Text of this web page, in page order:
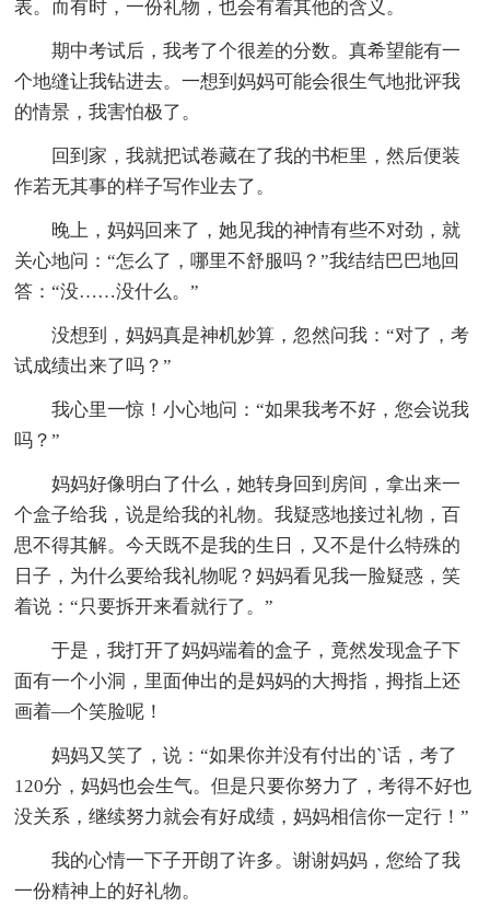
表。而有时，一份礼物，也会有着其他的含义。
期中考试后，我考了个很差的分数。真希望能有一
个地缝让我钻进去。一想到妈妈可能会很生气地批评我
的情景，我害怕极了。
回到家，我就把试卷藏在了我的书柜里，然后便装
作若无其事的样子写作业去了。
晚上，妈妈回来了，她见我的神情有些不对劲，就
关心地问：“怎么了，哪里不舒服吗？”我结结巴巴地回
答：“没……没什么。”
没想到，妈妈真是神机妙算，忽然问我：“对了，考
试成绩出来了吗？”
我心里一惊！小心地问：“如果我考不好，您会说我
吗？”
妈妈好像明白了什么，她转身回到房间，拿出来一
个盒子给我，说是给我的礼物。我疑惑地接过礼物，百
思不得其解。今天既不是我的生日，又不是什么特殊的
日子，为什么要给我礼物呢？妈妈看见我一脸疑惑，笑
着说：“只要拆开来看就行了。”
于是，我打开了妈妈端着的盒子，竟然发现盒子下
面有一个小洞，里面伸出的是妈妈的大拇指，拇指上还
画着—个笑脸呢！
妈妈又笑了，说：“如果你并没有付出的`话，考了
120分，妈妈也会生气。但是只要你努力了，考得不好也
没关系，继续努力就会有好成绩，妈妈相信你一定行！”
我的心情一下子开朗了许多。谢谢妈妈，您给了我
一份精神上的好礼物。